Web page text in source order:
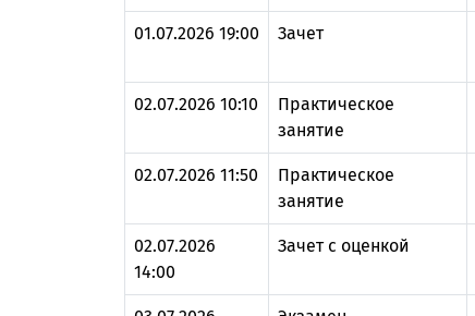
01.07.2026 19:00 Зачет
02.07.2026 10:10
Практическое
занятие
02.07.2026 11:50
Практическое
занятие
02.07.2026
14:00
Зачет с оценкой